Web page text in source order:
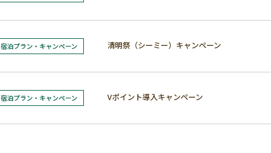
宿泊プラン・キャンペーン 清明祭（シーミー）キャンペーン
宿泊プラン・キャンペーン Vポイント導入キャンペーン